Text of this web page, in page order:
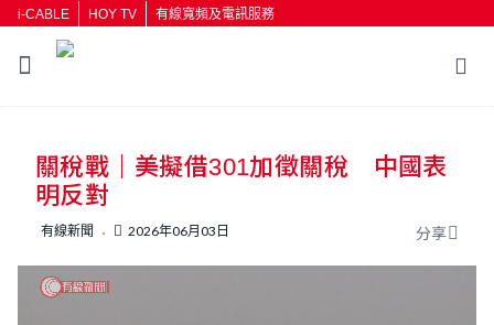
i-CABLE HOY TV 有線寬頻及電訊服務
按輸入鍵開始搜尋
關稅戰｜美擬借301加徵關稅 中國表
明反對
有線新聞 2026年06月03日 分享